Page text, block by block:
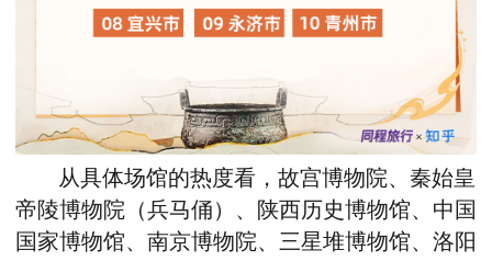
从具体场馆的热度看，故宫博物院、秦始皇
帝陵博物院（兵马俑）、陕西历史博物馆、中国
国家博物馆、南京博物院、三星堆博物馆、洛阳